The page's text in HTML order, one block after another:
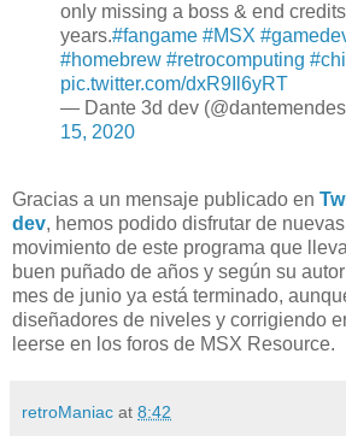
only missing a boss & end
years.#fangame #MSX
#homebrew #retrocomputing
pic.twitter.com/dxR9Il6yRT
— Dante 3d dev
15, 2020
Gracias a un mensaje publicado en
dev, hemos podido disfrutar de
movimiento de este programa que
buen puñado de años y según su
mes de junio ya está terminado,
diseñadores de niveles y corrigiendo
leerse en los foros de MSX Resource.
retroManiac at 8:42